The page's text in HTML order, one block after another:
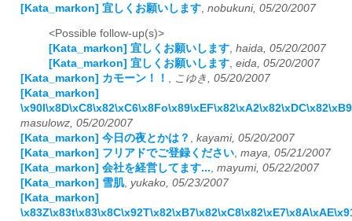
[Kata_markon] 宜しくお願いします nobukuni, 05/20/2007
<Possible follow-up(s)>
[Kata_markon] 宜しくお願いします, haida, 05/20/2007
[Kata_markon] 宜しくお願いします, eida, 05/20/2007
[Kata_markon] カモーン！！ , こゆき, 05/20/2007
[Kata_markon]
masulowz, 05/20/2007
[Kata_markon] 今日の夜とかは？ , kayami, 05/20/2007
[Kata_markon] フリアドでご登録ください, maya, 05/21/2007
[Kata_markon] 会社を経営してます..., mayumi, 05/22/2007
[Kata_markon] 雪肌, yukako, 05/23/2007
[Kata_markon]